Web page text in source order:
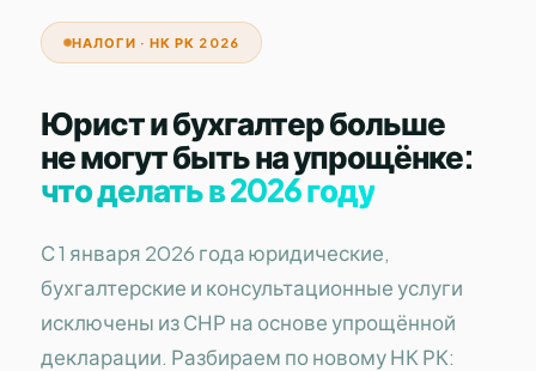
НАЛОГИ · НК РК 2026
Юрист и бухгалтер больше
не могут быть на упрощёнке:
что делать в 2026 году
С 1 января 2026 года юридические,
бухгалтерские и консультационные услуги
исключены из СНР на основе упрощённой
декларации. Разбираем по новому НК РК: